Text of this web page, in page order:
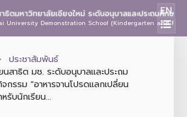
าธิตมหาวิทยาลัยเชียงใหม่ ระดับอนุบาลและประถมศึกษา
University Demonstration School (Kindergarten and
EN
ประชาสัมพันธ์
นสาธิต มช. ระดับอนุบาลและประถม
กรรม “อาหารจานโปรดแลกเปลี่ยน
รับนักเรียน...